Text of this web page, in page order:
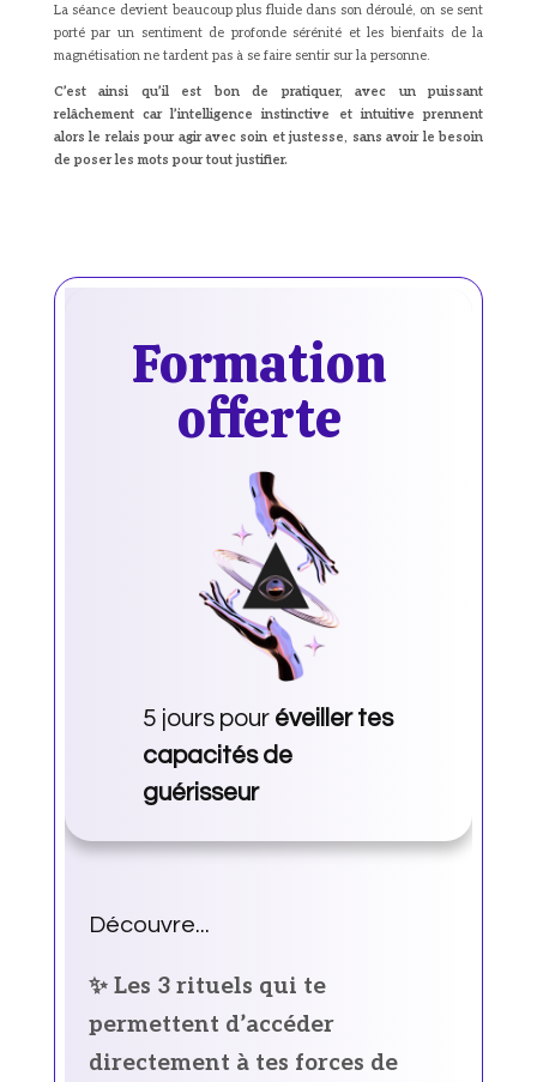
La séance devient beaucoup plus fluide dans son déroulé, on se sent
porté par un sentiment de profonde sérénité et les bienfaits de la
magnétisation ne tardent pas à se faire sentir sur la personne.
C’est ainsi qu’il est bon de pratiquer, avec un puissant
relâchement car l’intelligence instinctive et intuitive prennent
alors le relais pour agir avec soin et justesse, sans avoir le besoin
de poser les mots pour tout justifier.
Formation
offerte
5 jours pour éveiller tes
capacités de
guérisseur
Découvre...
✨ Les 3 rituels qui te
permettent d’accéder
directement à tes forces de